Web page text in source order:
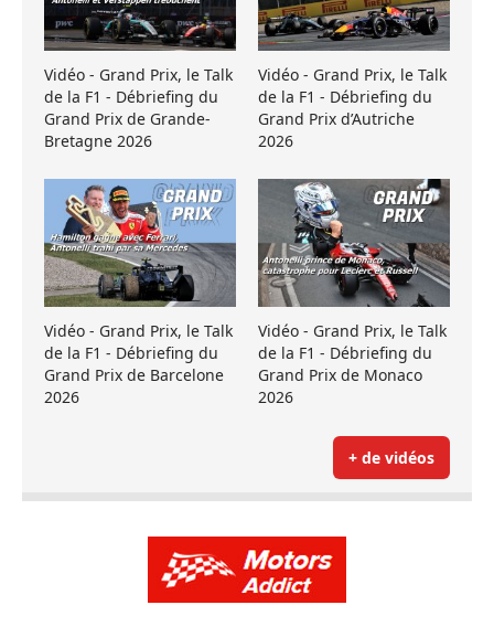
Vidéo - Grand Prix, le Talk
de la F1 - Débriefing du
Grand Prix de Grande-
Bretagne 2026
Vidéo - Grand Prix, le Talk
de la F1 - Débriefing du
Grand Prix d’Autriche
2026
Vidéo - Grand Prix, le Talk
de la F1 - Débriefing du
Grand Prix de Barcelone
2026
Vidéo - Grand Prix, le Talk
de la F1 - Débriefing du
Grand Prix de Monaco
2026
+ de vidéos